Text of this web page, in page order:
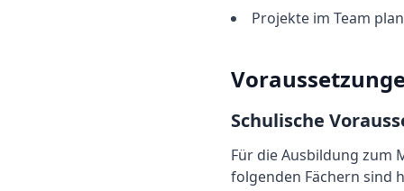
Projekte im Team
Schulische
Für die Ausbildung zum
folgenden Fächern sind